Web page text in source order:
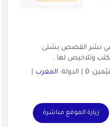
نشر القصص بشتى
وتلاخيص لها .
المغرب|
زيارة الموقع مباشرة